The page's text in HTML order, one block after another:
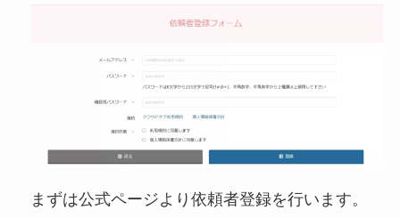
まずは公式ページより依頼者登録を行います。